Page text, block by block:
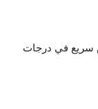
سريع في درجات